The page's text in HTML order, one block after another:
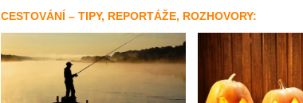
CESTOVÁNÍ – TIPY, REPORTÁŽE, ROZHOVORY: